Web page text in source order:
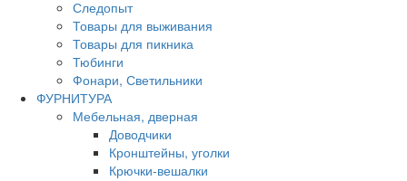
Следопыт
Товары для выживания
Товары для пикника
Тюбинги
Фонари, Светильники
ФУРНИТУРА
Мебельная, дверная
Доводчики
Кронштейны, уголки
Крючки-вешалки